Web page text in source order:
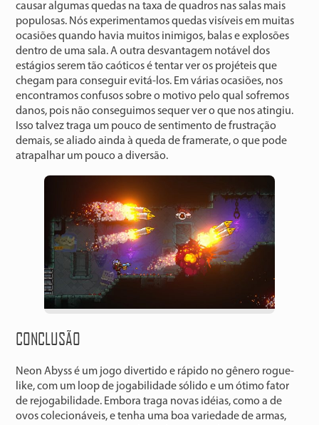
causar algumas quedas na taxa de quadros nas salas mais
populosas. Nós experimentamos quedas visíveis em muitas
ocasiões quando havia muitos inimigos, balas e explosões
dentro de uma sala. A outra desvantagem notável dos
estágios serem tão caóticos é tentar ver os projéteis que
chegam para conseguir evitá-los. Em várias ocasiões, nos
encontramos confusos sobre o motivo pelo qual sofremos
danos, pois não conseguimos sequer ver o que nos atingiu.
Isso talvez traga um pouco de sentimento de frustração
demais, se aliado ainda à queda de framerate, o que pode
atrapalhar um pouco a diversão.
CONCLUSÃO
Neon Abyss é um jogo divertido e rápido no gênero rogue-
like, com um loop de jogabilidade sólido e um ótimo fator
de rejogabilidade. Embora traga novas idéias, como a de
ovos colecionáveis, e tenha uma boa variedade de armas,